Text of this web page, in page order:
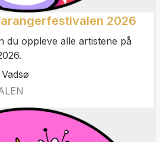
2026
du oppleve alle artistene på